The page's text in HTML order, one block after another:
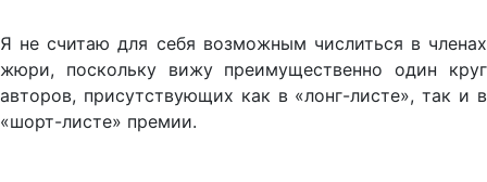
Я не считаю для себя возможным числиться в членах
жюри, поскольку вижу преимущественно один круг
авторов, присутствующих как в «лонг-листе», так и в
«шорт-листе» премии.